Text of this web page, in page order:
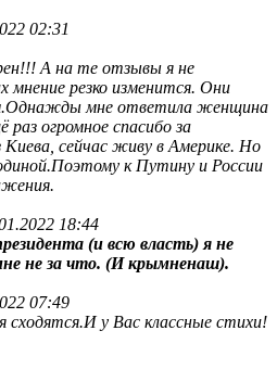
02:31
А на те отзывы я не
резко изменится. Они
мне ответила женщина
огромное спасибо за
сейчас живу в Америке. Но
к Путину и России
18:44
(и всю власть) я не
не за что. (И крымненаш).
07:49
у Вас классные стихи!